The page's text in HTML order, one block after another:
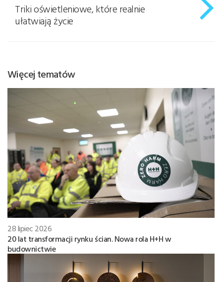
Triki oświetleniowe, które realnie
ułatwiają życie
Więcej tematów
28 lipiec 2026
20 lat transformacji rynku ścian. Nowa rola H+H w
budownictwie